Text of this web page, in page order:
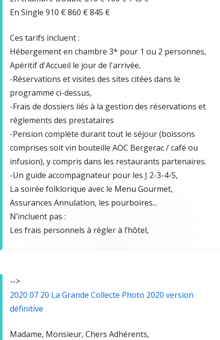
En Single 910 € 860 € 845 €
Ces tarifs incluent :
Hébergement en chambre 3* pour 1 ou 2 personnes,
Apéritif d'Accueil le jour de l'arrivée,
-Réservations et visites des sites citées dans le
programme ci-dessus,
-Frais de dossiers liés à la gestion des réservations et
règlements des prestataires
-Pension complète durant tout le séjour (boissons
comprises soit vin bouteille AOC Bergerac / café ou
infusion), y compris dans les restaurants partenaires.
-Un guide accompagnateur pour les J 2-3-4-5,
La soirée folklorique avec le Menu Gourmet,
Assurances Annulation, les pourboires...
N’incluent pas :
Les frais personnels à régler à l’hôtel,
-->
2020 07 20 La Grande Collecte Photo 2020 version
définitive
Madame, Monsieur, Chers Adhérents,